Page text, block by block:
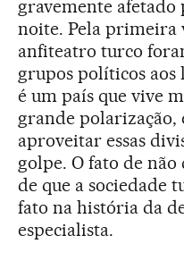
gravemente
noite. Pela primeira
anfiteatro turco
grupos políticos aos
é um país que vive
grande
aproveitar essas
golpe. O fato de
de que a sociedade
fato na história da
especialista.